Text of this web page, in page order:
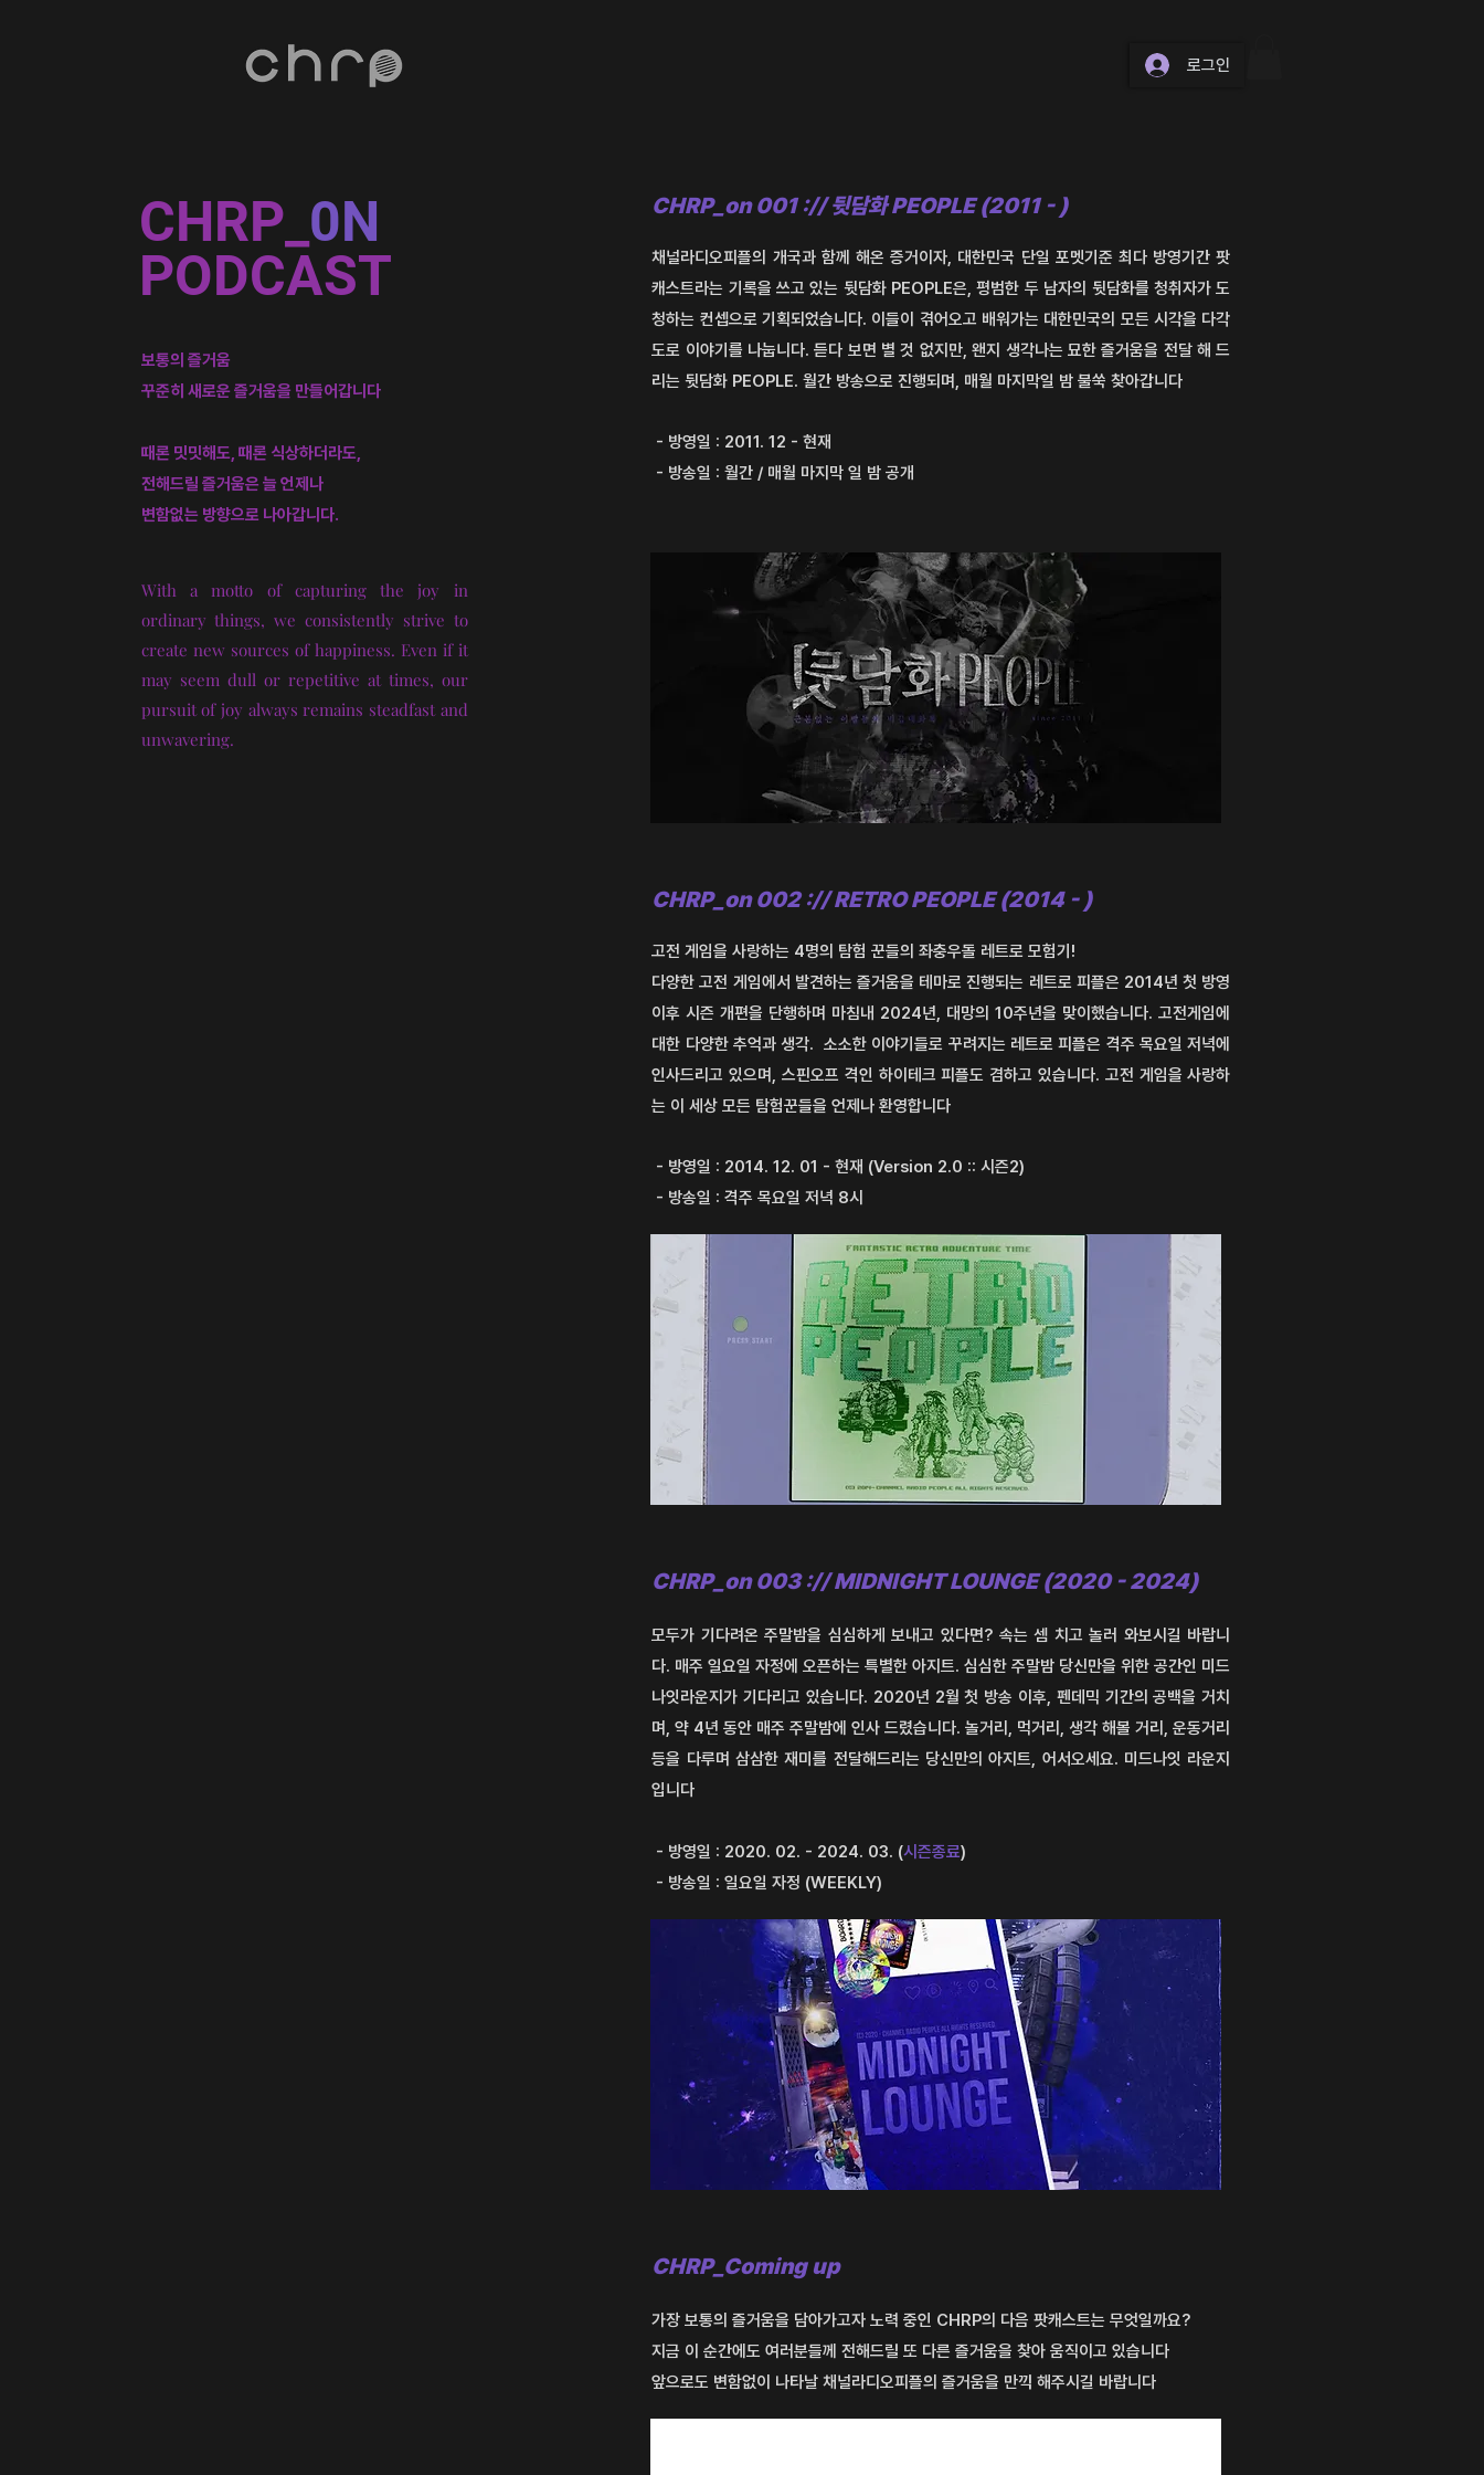
로그인
CHRP_ 0N
PODCAST
​보통의 즐거움
꾸준히 새로운 즐거움을 만들어갑니다
때론 밋밋해도, 때론 식상하더라도,
전해드릴 즐거움은 늘 언제나
변함없는 방향으로 나아갑니다.
With a motto of capturing the joy in
ordinary things, we consistently strive to
create new sources of happiness. Even if it
may seem dull or repetitive at times, our
pursuit of joy always remains steadfast and
unwavering.
CHRP_on 001 :// 뒷담화 PEOPLE (2011 - )
채널라디오피플의 개국과 함께 해온 증거이자, 대한민국 단일 포멧기준 최다 방영기간 팟
캐스트라는 기록을 쓰고 있는 뒷담화 PEOPLE은, 평범한 두 남자의 뒷담화를 청취자가 도
청하는 컨셉으로 기획되었습니다. 이들이 겪어오고 배워가는 대한민국의 모든 시각을 다각
도로 이야기를 나눕니다. 듣다 보면 별 것 없지만, 왠지 생각나는 묘한 즐거움을 전달 해 드
리는 뒷담화 PEOPLE. 월간 방송으로 진행되며, 매월 마지막일 밤불쑥 찾아갑니다
- 방영일 : 2011. 12 - 현재
- 방송일 : 월간 / 매월 마지막 일 밤 공개
CHRP_on 002 :// RETRO PEOPLE (2014 - )
고전 게임을 사랑하는 4명의 탐험 꾼들의 좌충우돌 레트로 모험기!
다양한 고전 게임에서 발견하는 즐거움을 테마로 진행되는 레트로 피플은 2014년 첫 방영
이후 시즌 개편을 단행하며 마침내 2024년, 대망의 10주년을 맞이했습니다.고전게임에
대한 다양한 추억과 생각. 소소한 이야기들로 꾸려지는 레트로 피플은 격주 목요일 저녁에
인사드리고 있으며, 스핀오프 격인 하이테크 피플도 겸하고 있습니다. 고전 게임을 사랑하
는 이 세상 모든 탐험꾼들을 언제나 환영합니다
- 방영일 : 2014. 12. 01 - 현재 (Version 2.0 :: 시즌2)
- 방송일 : 격주 목요일 저녁 8시
CHRP_on 003 :// MIDNIGHT LOUNGE (2020 - 2024)
모두가 기다려온 주말밤을 심심하게 보내고 있다면? 속는 셈 치고 놀러 와보시길 바랍니
다. 매주 일요일 자정에 오픈하는 특별한 아지트. 심심한 주말밤 당신만을위한 공간인 미드
나잇라운지가 기다리고 있습니다. 2020년 2월 첫 방송 이후, 펜데믹 기간의 공백을 거치
며, 약 4년 동안 매주 주말밤에 인사 드렸습니다.놀거리, 먹거리, 생각 해볼 거리, 운동거리
등을 다루며 삼삼한 재미를 전달해드리는 당신만의 아지트, 어서오세요. 미드나잇 라운지
입니다
- 방영일 : 2020. 02. - 2024. 03. (시즌종료)
- 방송일 : 일요일 자정 (WEEKLY)
CHRP_Coming up
가장 보통의 즐거움을 담아가고자 노력 중인 CHRP의 다음 팟캐스트는 무엇일까요?
지금 이 순간에도 ​여러분들께 전해드릴 또 다른 즐거움을 찾아 움직이고 있습니다
앞으로도 변함없이 나타날 채널라디오피플의 즐거움을 만끽 해주시길 바랍니다